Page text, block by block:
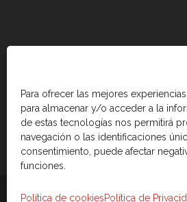
Para ofrecer las mejores
para almacenar y/o acceder a la
de estas tecnologías nos permitirá
navegación o las identificaciones
consentimiento, puede afectar
funciones.
Política de cookiesPolítica de
© 2026 Cámara de